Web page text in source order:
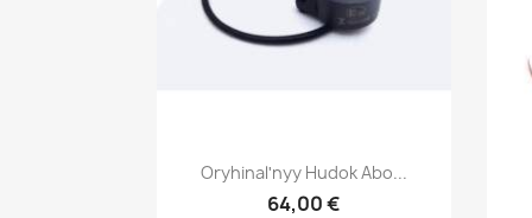
Швидкий перегляд
Oryhinalʹnyy Hudok Abo...
64,00 €